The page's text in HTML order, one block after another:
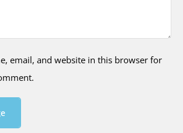
email, and website in this browser for